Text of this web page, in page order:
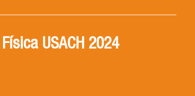
USACH 2024